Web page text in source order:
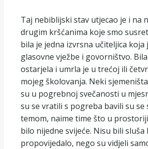
Taj nebiblijski stav utjecao je i na
drugim kršćanima koje smo
bila je jedna izvrsna učiteljica koja
glasovne vježbe i govorništvo.
ostarjela i umrla je u trećoj ili
mojeg školovanja. Neki
su u pogrebnoj svečanosti u
su se vratili s pogreba bavili su se
temom, naime time što u
bilo nijedne svijeće. Nisu bili sluša
propovijedalo, nego su vidjeli